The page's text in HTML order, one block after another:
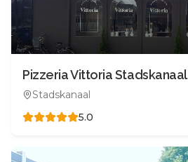
Pizzeria Vittoria Stadskanaal
Stadskanaal
5.0